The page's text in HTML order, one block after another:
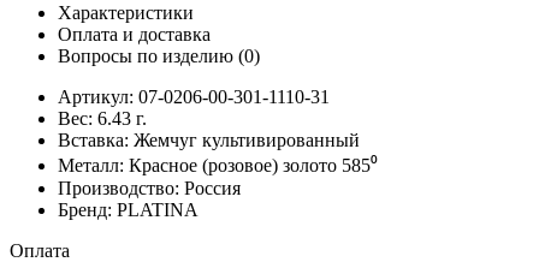
Характеристики
Оплата и доставка
Вопросы по изделию (0)
Артикул: 07-0206-00-301-1110-31
Вес: 6.43 г.
Вставка: Жемчуг культивированный
Металл: Красное (розовое) золото 585⁰
Производство: Россия
Бренд: PLATINA
Оплата